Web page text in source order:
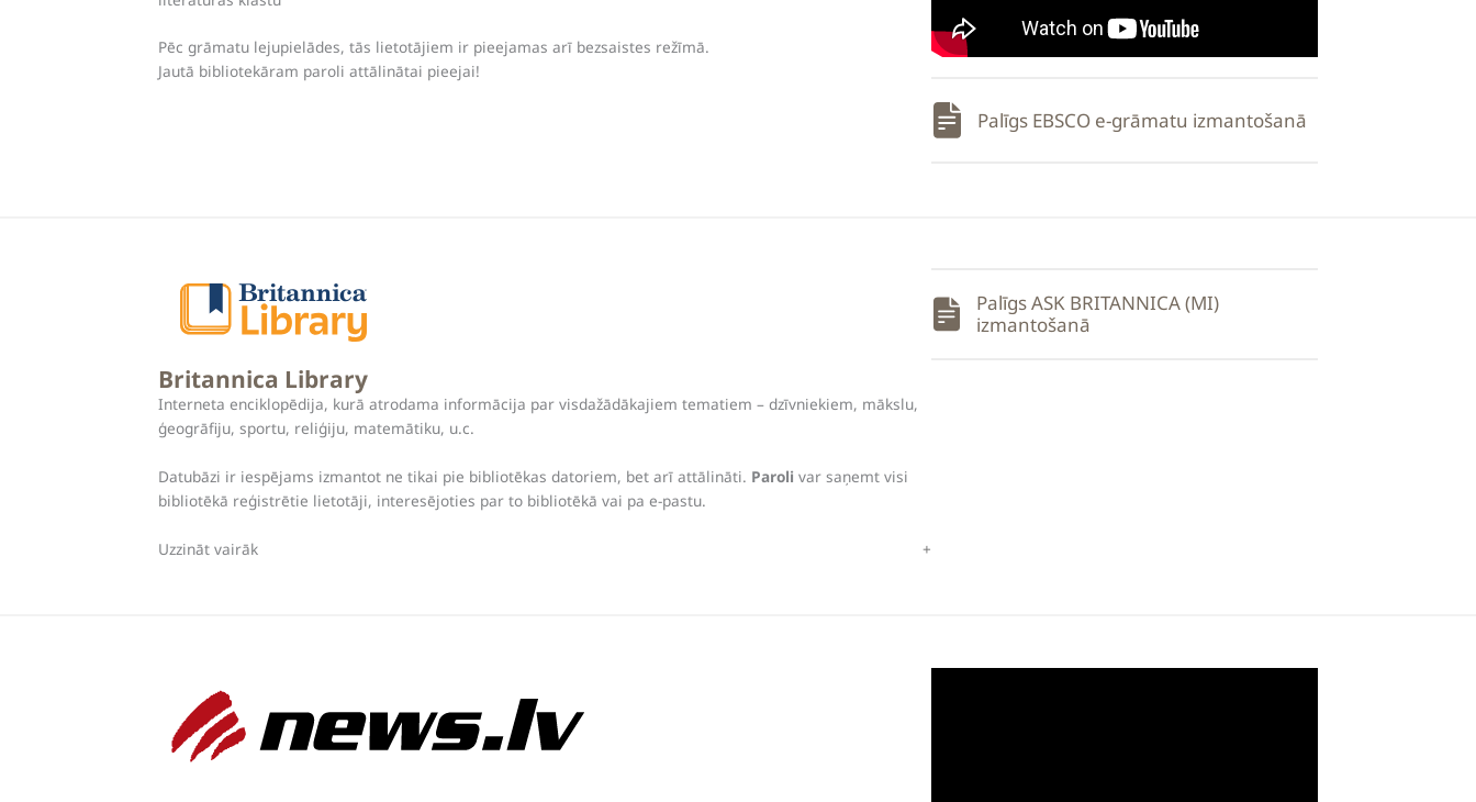
Pēc grāmatu lejupielādes, tās lietotājiem ir pieejamas arī bezsaistes režīmā.
Jautā bibliotekāram paroli attālinātai pieejai!
Palīgs EBSCO e-grāmatu izmantošanā
Britannica Library
Interneta enciklopēdija, kurā atrodama informācija par visdažādākajiem tematiem – dzīvniekiem, mākslu,
ģeogrāfiju, sportu, reliģiju, matemātiku, u.c.
Datubāzi ir iespējams izmantot ne tikai pie bibliotēkas datoriem, bet arī attālināti. Parolivar saņemt visi
bibliotēkā reģistrētie lietotāji, interesējoties par to bibliotēkā vai pa e-pastu.
Uzzināt vairāk
Palīgs ASK BRITANNICA (MI)
izmantošanā